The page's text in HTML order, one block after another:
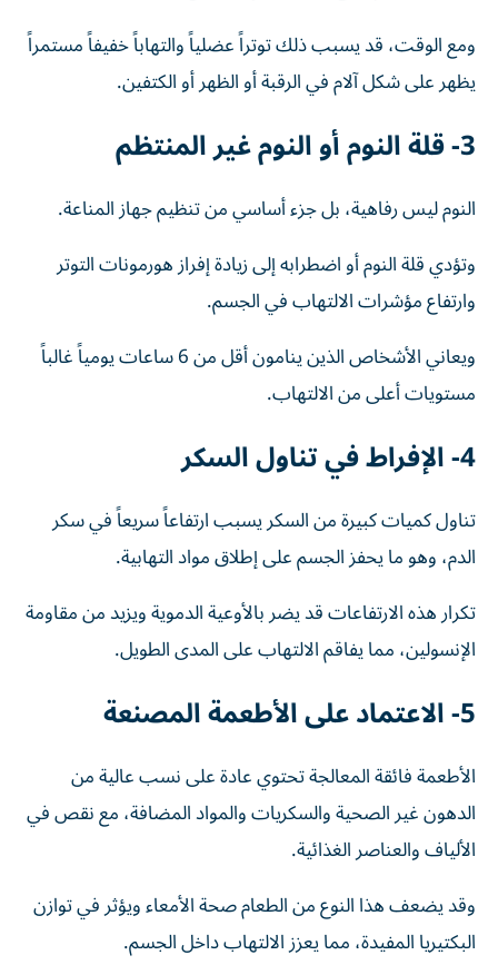
ومع الوقت، قد يسبب ذلك توتراً عضلياً والتهاباً خفيفاً مستمراً
يظهر على شكل آلام في الرقبة أو الظهر أو الكتفين.
3- قلة النوم أو النوم غير المنتظم
النوم ليس رفاهية، بل جزء أساسي من تنظيم جهاز المناعة.
وتؤدي قلة النوم أو اضطرابه إلى زيادة إفراز هورمونات التوتر
وارتفاع مؤشرات الالتهاب في الجسم.
ويعاني الأشخاص الذين ينامون أقل من 6 ساعات يومياً غالباً
مستويات أعلى من الالتهاب.
4- الإفراط في تناول السكر
تناول كميات كبيرة من السكر يسبب ارتفاعاً سريعاً في سكر
الدم، وهو ما يحفز الجسم على إطلاق مواد التهابية.
تكرار هذه الارتفاعات قد يضر بالأوعية الدموية ويزيد من مقاومة
الإنسولين، مما يفاقم الالتهاب على المدى الطويل.
5- الاعتماد على الأطعمة المصنعة
الأطعمة فائقة المعالجة تحتوي عادة على نسب عالية من
الدهون غير الصحية والسكريات والمواد المضافة، مع نقص في
الألياف والعناصر الغذائية.
وقد يضعف هذا النوع من الطعام صحة الأمعاء ويؤثر في توازن
البكتيريا المفيدة، مما يعزز الالتهاب داخل الجسم.